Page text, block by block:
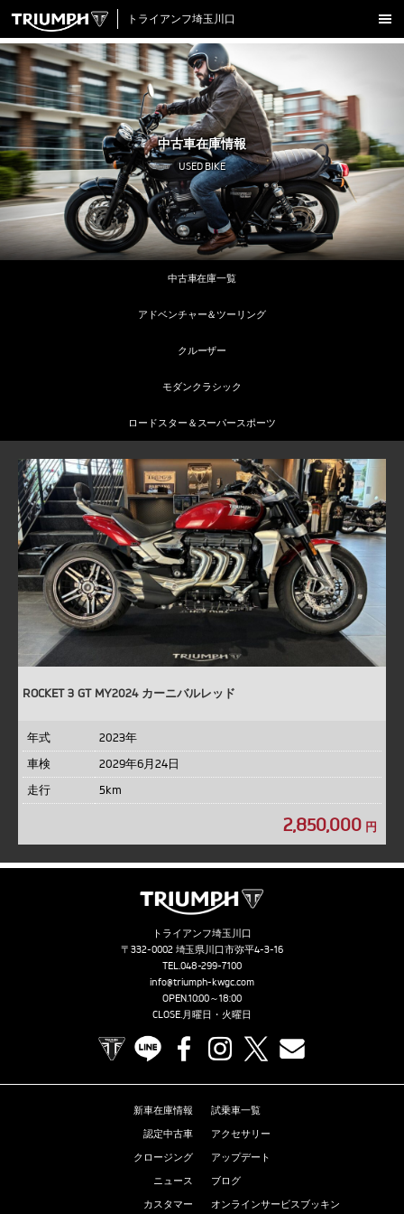
トライアンフ埼玉川口
新車在庫情報
試乗車一覧
認定中古車
アクセサリー
クロージング
アップデート
店舗情報
中古車在庫情報
USED BIKE
中古車在庫一覧
アドベンチャー＆ツーリング
クルーザー
モダンクラシック
ロードスター＆スーパースポーツ
ROCKET 3 GT MY2024 カーニバルレッド
年式
2023年
車検
2029年6月24日
走行
5km
2,850,000 円
トライアンフ埼玉川口
〒332-0002 埼玉県川口市弥平4-3-16
TEL.048-299-7100
info@triumph-kwgc.com
OPEN.10:00～18:00
CLOSE.月曜日・火曜日
TRIUMPH OFFICIAL SITE
LINE FacebookInstagram
新車在庫情報
試乗車一覧
認定中古車
アクセサリー
クロージング
アップデート
ニュース
ブログ
カスタマー
オンラインサービスブッキン